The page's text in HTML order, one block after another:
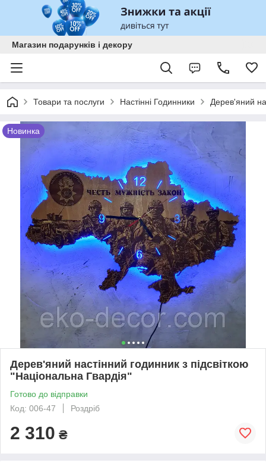
Магазин подарунків і декору
Товари та послуги Настінні Годинники Дерев'яний
Новинка
Дерев'яний настінний годинник з підсвіткою
"Національна Гвардія"
Готово до відправки
Код: 006-47
Роздріб
2 310 ₴